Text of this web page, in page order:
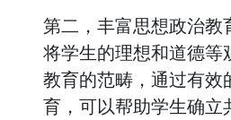
第二，丰富思想政治教
将学生的理想和道德等
教育的范畴，通过有效
育，可以帮助学生确立